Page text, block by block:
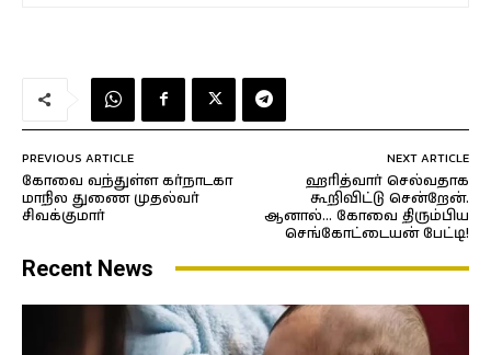
PREVIOUS ARTICLE
கோவை வந்துள்ள கர்நாடகா
மாநில துணை முதல்வர்
சிவக்குமார்
NEXT ARTICLE
ஹரித்வார் செல்வதாக
கூறிவிட்டு சென்றேன்.
ஆனால்… கோவை திரும்பிய
செங்கோட்டையன் பேட்டி!
Recent News